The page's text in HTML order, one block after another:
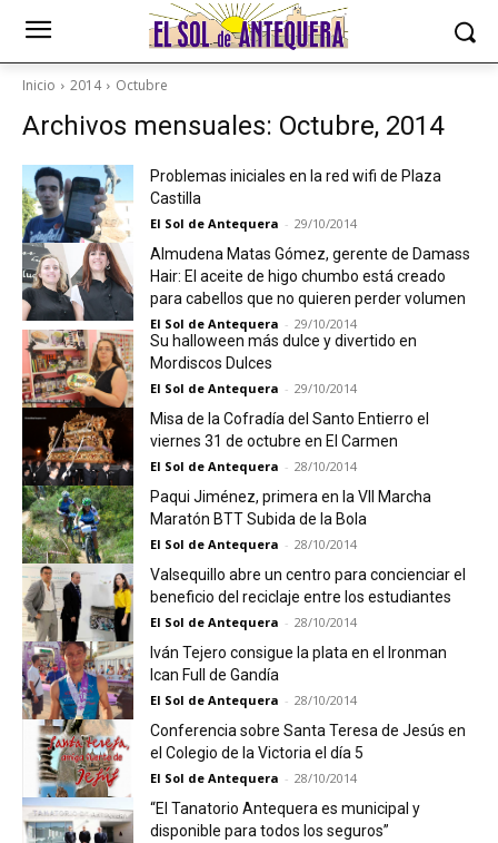
Inicio 2014 Octubre
Archivos mensuales: Octubre, 2014
Problemas iniciales en la red wifi de Plaza
Castilla
El Sol de Antequera - 29/10/2014
Almudena Matas Gómez, gerente de Damass
Hair: El aceite de higo chumbo está creado
para cabellos que no quieren perder volumen
El Sol de Antequera - 29/10/2014
Su halloween más dulce y divertido en
Mordiscos Dulces
El Sol de Antequera - 29/10/2014
Misa de la Cofradía del Santo Entierro el
viernes 31 de octubre en El Carmen
El Sol de Antequera - 28/10/2014
Paqui Jiménez, primera en la VII Marcha
Maratón BTT Subida de la Bola
El Sol de Antequera - 28/10/2014
Valsequillo abre un centro para concienciar el
beneficio del reciclaje entre los estudiantes
El Sol de Antequera - 28/10/2014
Iván Tejero consigue la plata en el Ironman
Ican Full de Gandía
El Sol de Antequera - 28/10/2014
Conferencia sobre Santa Teresa de Jesús en
el Colegio de la Victoria el día 5
El Sol de Antequera - 28/10/2014
“El Tanatorio Antequera es municipal y
disponible para todos los seguros”